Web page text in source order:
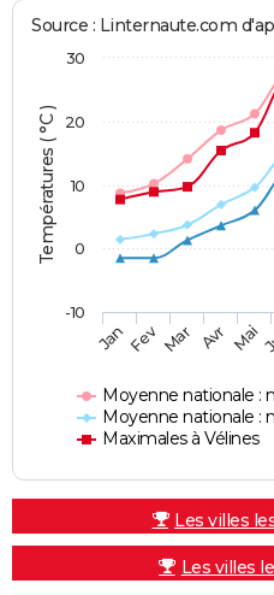
Températures ( °C )
Source : Linternaute.com
Moyenne nationale :
Moyenne nationale :
Maximales à Vélines
JanFev Mar Avr Mai
-10
0
10
20
30
Les villes
Les villes